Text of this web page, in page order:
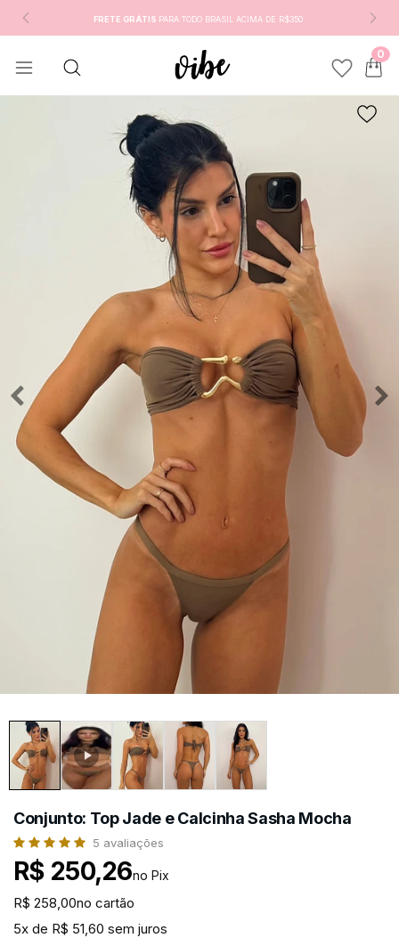
FRETE GRÁTIS PARA TODO BRASIL ACIMA DE R$350
0
Conjunto: Top Jade e Calcinha Sasha Mocha
5 avaliações
R$ 250,26no Pix
R$ 258,00no cartão
5x de R$ 51,60 sem juros